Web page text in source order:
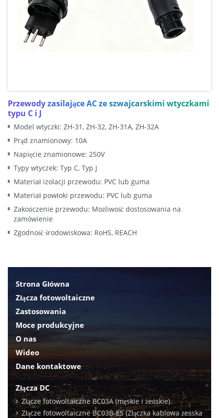
Przewody zasilające AC ze szwajcarskimi wtyczkami
typu C i J
Model wtyczki: ZH-31, ZH-32, ZH-31A, ZH-32A
Prąd znamionowy: 10A
Napięcie znamionowe: 250V
Typy wtyczek: Typ C, Typ J
Materiał izolacji przewodu: PVC lub guma
Materiał powłoki przewodu: PVC lub guma
Zakończenie przewodu: Możliwość dostosowania na
zamówienie
Zgodność środowiskowa: RoHS, REACH
Strona Główna
Złącza fotowoltaiczne
Zastosowania
Moce produkcyjne
O nas
Wideo
Dane kontaktowe
Złącza DC
Złącze fotowoltaiczne BC03A (męskie i żeńskie)
Złącze fotowoltaiczne BC03B-ES (Złączka kablowa żeńska